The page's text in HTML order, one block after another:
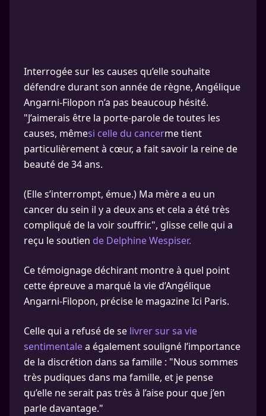
Interrogée sur les causes qu’elle souhaite
défendre durant son année de règne, Angélique
Angarni-Filopon n’a pas beaucoup hésité.
"J’aimerais être la porte-parole de toutes les
causes, mêmesi celle du cancerme tient
particulièrement à cœur, a fait savoir la reine de
beauté de 34 ans.
(Elle s’interrompt, émue.) Ma mère a eu un
cancer du sein il y a deux ans et cela a été très
compliqué de la voir souffrir.", glisse celle qui a
reçu le soutien de Delphine Wespiser.
Ce témoignage déchirant montre à quel point
cette épreuve a marqué la vie d’Angélique
Angarni-Filopon, précise le magazine Ici Paris.
Celle qui a refusé de se livrer sur sa vie
sentimentalea également souligné l’importance
de la discrétion dans sa famille : "Nous sommes
très pudiques dans ma famille, et je pense
qu’elle ne serait pas très à l’aise pour que j’en
parle davantage."